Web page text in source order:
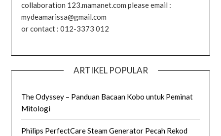
collaboration 123.mamanet.com please email :
mydeamarissa@gmail.com
or contact : 012-3373 012
ARTIKEL POPULAR
The Odyssey – Panduan Bacaan Kobo untuk Peminat
Mitologi
Philips PerfectCare Steam Generator Pecah Rekod